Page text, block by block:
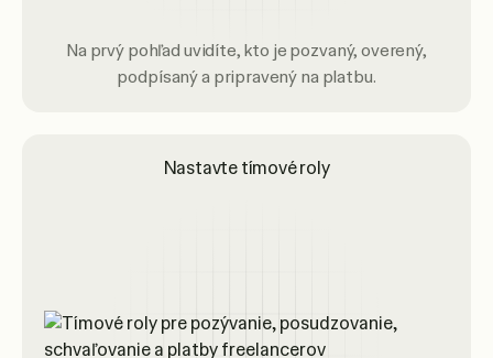
Na prvý pohľad uvidíte, kto je pozvaný, overený,
podpísaný a pripravený na platbu.
Nastavte tímové roly